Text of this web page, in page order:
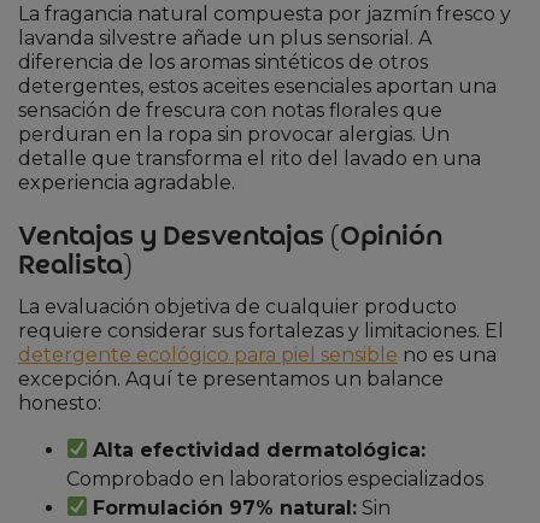
La fragancia natural compuesta por jazmín fresco y
lavanda silvestre añade un plus sensorial. A
diferencia de los aromas sintéticos de otros
detergentes, estos aceites esenciales aportan una
sensación de frescura con notas florales que
perduran en la ropa sin provocar alergias. Un
detalle que transforma el rito del lavado en una
experiencia agradable.
Ventajas y Desventajas (Opinión
Realista)
La evaluación objetiva de cualquier producto
requiere considerar sus fortalezas y limitaciones. El
detergente ecológico para piel sensible no es una
excepción. Aquí te presentamos un balance
honesto:
Alta efectividad dermatológica:
Comprobado en laboratorios especializados
Formulación 97% natural: Sin